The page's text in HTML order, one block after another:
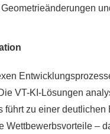
VT-KI-Lösungen
zu einer
–